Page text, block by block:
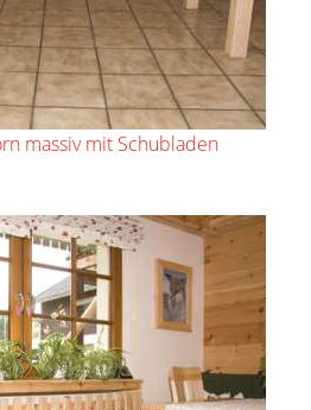
massiv mit Schubladen